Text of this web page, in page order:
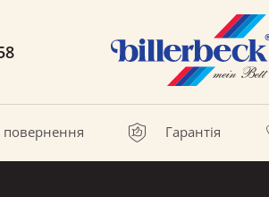
повернення Гарантія